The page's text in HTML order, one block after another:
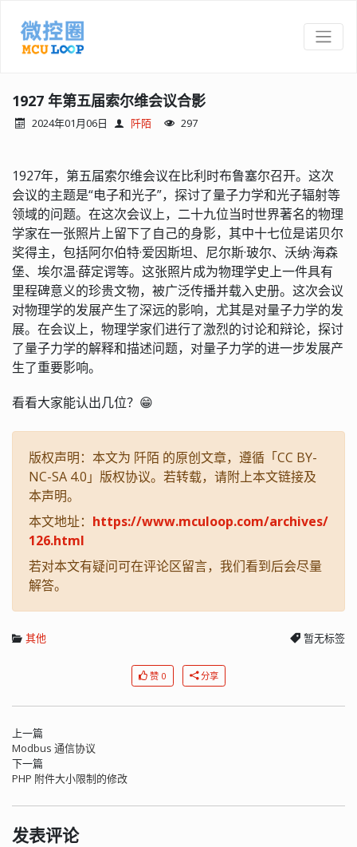
1927 年第五届索尔维会议合影
2024年01月06日 阡陌 297
1927年，第五届索尔维会议在比利时布鲁塞尔召开。这次
会议的主题是“电子和光子”，探讨了量子力学和光子辐射等
领域的问题。在这次会议上，二十九位当时世界著名的物理
学家在一张照片上留下了自己的身影，其中十七位是诺贝尔
奖得主，包括阿尔伯特·爱因斯坦、尼尔斯·玻尔、沃纳·海森
堡、埃尔温·薛定谔等。这张照片成为物理学史上一件具有
里程碑意义的珍贵文物，被广泛传播并载入史册。这次会议
对物理学的发展产生了深远的影响，尤其是对量子力学的发
展。在会议上，物理学家们进行了激烈的讨论和辩论，探讨
了量子力学的解释和描述问题，对量子力学的进一步发展产
生了重要影响。
看看大家能认出几位？😁
版权声明：本文为 阡陌 的原创文章，遵循「CC BY-
NC-SA 4.0」版权协议。若转载，请附上本文链接及
本声明。
本文地址： https://www.mculoop.com/archives/
126.html
若对本文有疑问可在评论区留言，我们看到后会尽量
解答。
其他 暂无标签
赞 0 分享
上一篇
Modbus 通信协议
下一篇
PHP 附件大小限制的修改
发表评论